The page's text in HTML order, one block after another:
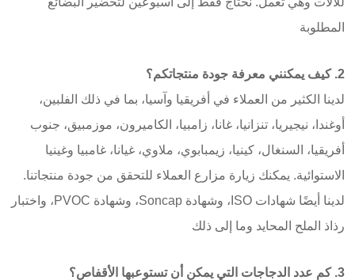
المطلوبة
2. كيف يمكنني معرفة جودة منتجاتكم؟
لدينا الكثير من العملاء في أفريقيا وآسيا، بما في ذلك الفلبين،
أوغندا، نيجيريا، تنزانيا، غانا، زامبيا، الكاميرون، موزمبيق، جنوب
أفريقيا، السنغال، كينيا، زيمبابوي، ملاوي، غيانا، غامبيا وغينيا
الاستوائية. يمكنك زيارة مزارع العملاء للتحقق من جودة منتجاتنا.
لدينا أيضًا شهادات ISO، وشهادة Soncap، وشهادة PVOC، واختبار
رذاذ الملح المحايد وما إلى ذلك
3. كم عدد الدجاجات التي يمكن أن تستوعبها الأقفاص؟